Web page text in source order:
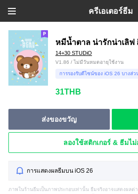
ครีเอเตอร์ธีม
หมีน้ำตาล น่ารักน่าเลิฟ
14+30 STUDiO
V1.86 / ไม่มีวันหมดอายุใช้งาน
การรองรับดีไซน์ของ iOS 26 บางส่ว
31THB
ส่งของขวัญ
ลองใช้สติกเกอร์ & ธีมไ
การแสดงผลธีมบน iOS 26
ภาพในร้านธีมเป็นภาพประกอบเท่านั้น ธีมจริงอาจแสดงผลต่